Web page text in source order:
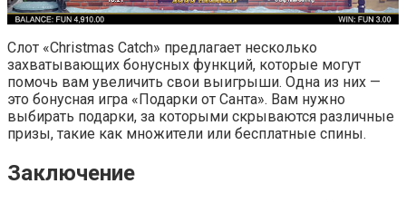
Слот «Christmas Catch» предлагает несколько
захватывающих бонусных функций, которые могут
помочь вам увеличить свои выигрыши. Одна из них —
это бонусная игра «Подарки от Санта». Вам нужно
выбирать подарки, за которыми скрываются различные
призы, такие как множители или бесплатные спины.
Заключение